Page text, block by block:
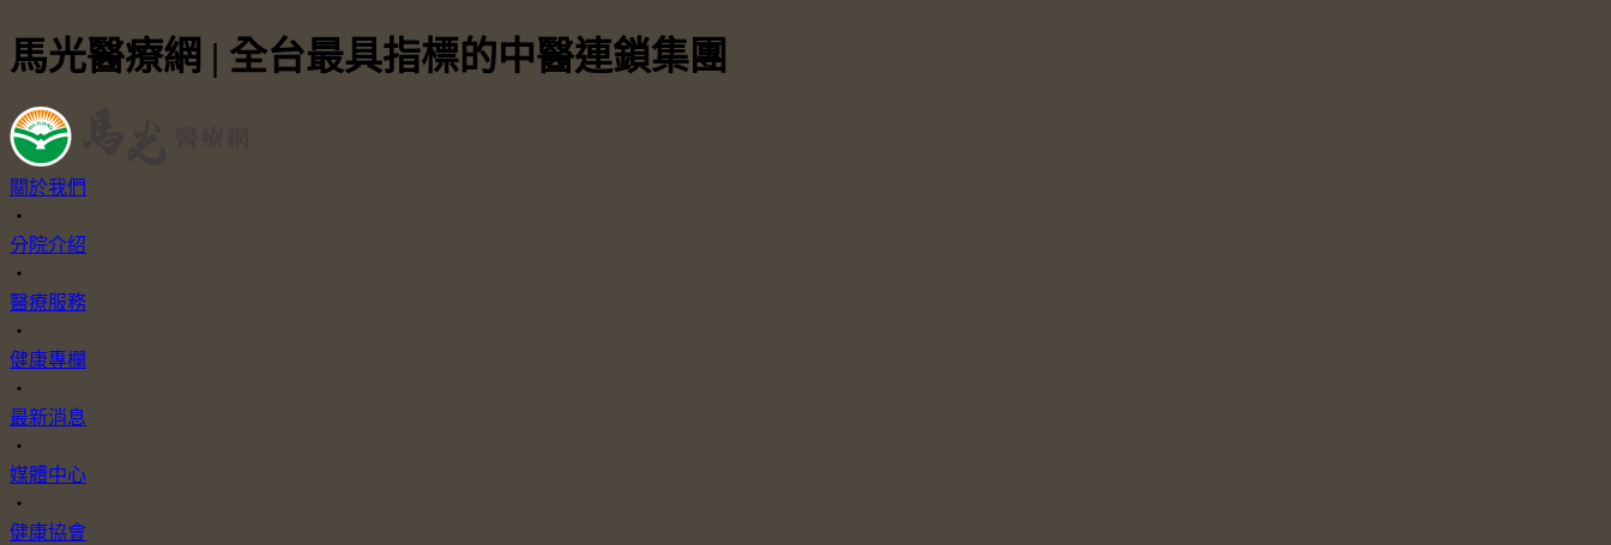
馬光醫療網 | 全台最具指標的中醫連鎖集團
關於我們
・
分院介紹
・
醫療服務
・
健康專欄
・
最新消息
・
媒體中心
・
健康協會